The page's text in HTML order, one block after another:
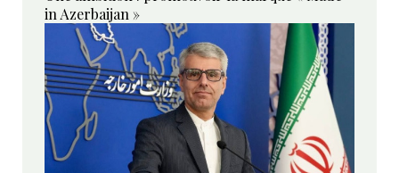
in Azerbaijan »